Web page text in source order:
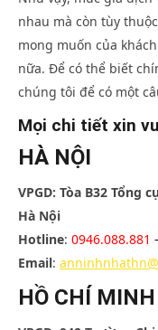
nhau mà còn tùy
mong muốn của
nữa. Để có thể biết
chúng tôi để có một
Mọi chi tiết xin
HÀ NỘI
VPGD: Tòa B32 Tổng
Hà Nội
Hotline: 0946.088.881
Email:
HỒ CHÍ MINH